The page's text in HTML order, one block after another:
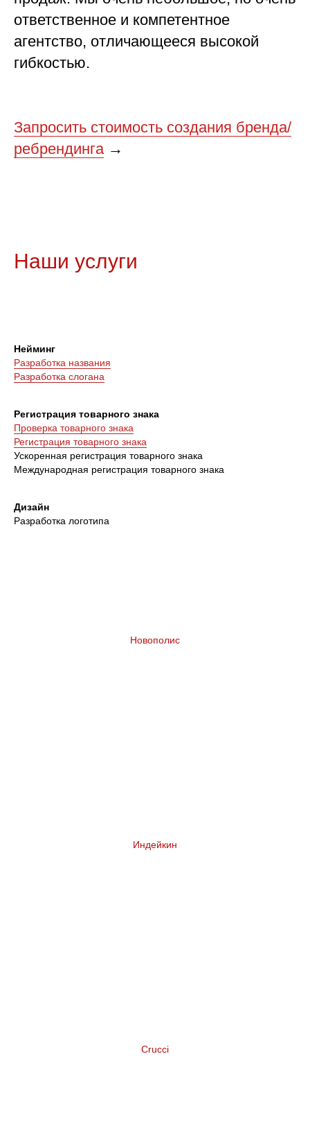
ответственное и компетентное
агентство, отличающееся высокой
гибкостью.
Запросить стоимость создания бренда/
ребрендинга →
Наши услуги
Нейминг
Разработка названия
Разработка слогана
Регистрация товарного знака
Проверка товарного знака
Регистрация товарного знака
Ускоренная регистрация товарного знака
Международная регистрация товарного знака
Дизайн
Разработка логотипа
Новополис
Индейкин
Crucci